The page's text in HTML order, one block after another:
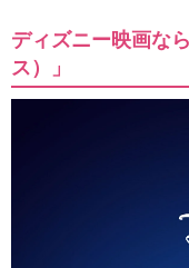
ディズニー映画な
ス）」